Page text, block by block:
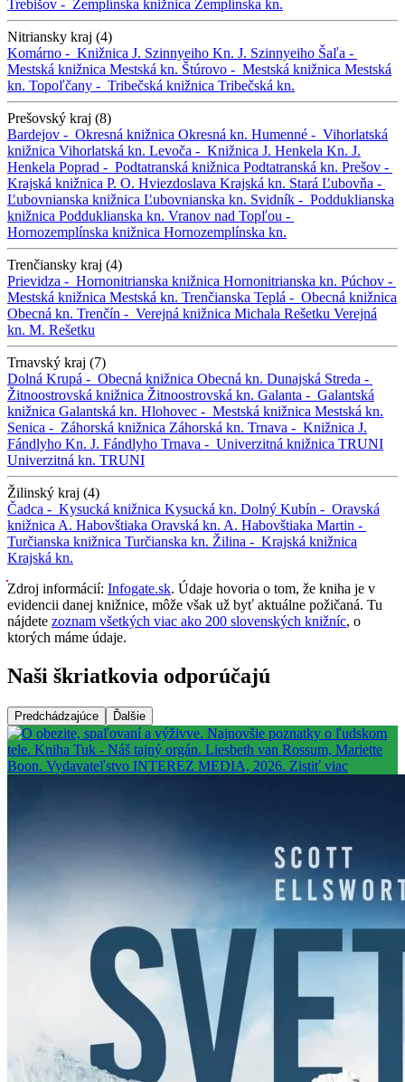
Trebišov - Zemplínska knižnica Zemplínska kn.
Nitriansky kraj (4)
Komárno - Knižnica J. Szinnyeiho Kn. J. Szinnyeiho Šaľa -
Mestská knižnica Mestská kn. Štúrovo - Mestská knižnica Mestská
kn. Topoľčany - Tribečská knižnica Tribečská kn.
Prešovský kraj (8)
Bardejov - Okresná knižnica Okresná kn. Humenné - Vihorlatská
knižnica Vihorlatská kn. Levoča - Knižnica J. Henkela Kn. J.
Henkela Poprad - Podtatranská knižnica Podtatranská kn. Prešov -
Krajská knižnica P. O. Hviezdoslava Krajská kn. Stará Ľubovňa -
Ľubovnianska knižnica Ľubovnianska kn. Svidník - Podduklianska
knižnica Podduklianska kn. Vranov nad Topľou -
Hornozemplínska knižnica Hornozemplínska kn.
Trenčiansky kraj (4)
Prievidza - Hornonitrianska knižnica Hornonitrianska kn. Púchov -
Mestská knižnica Mestská kn. Trenčianska Teplá - Obecná knižnica
Obecná kn. Trenčín - Verejná knižnica Michala Rešetku Verejná
kn. M. Rešetku
Trnavský kraj (7)
Dolná Krupá - Obecná knižnica Obecná kn. Dunajská Streda -
Žitnoostrovská knižnica Žitnoostrovská kn. Galanta - Galantská
knižnica Galantská kn. Hlohovec - Mestská knižnica Mestská kn.
Senica - Záhorská knižnica Záhorská kn. Trnava - Knižnica J.
Fándlyho Kn. J. Fándlyho Trnava - Univerzitná knižnica TRUNI
Univerzitná kn. TRUNI
Žilinský kraj (4)
Čadca - Kysucká knižnica Kysucká kn. Dolný Kubín - Oravská
knižnica A. Habovštiaka Oravská kn. A. Habovštiaka Martin -
Turčianska knižnica Turčianska kn. Žilina - Krajská knižnica
Krajská kn.
Zdroj informácií: Infogate.sk. Údaje hovoria o tom, že kniha je v
evidencii danej knižnice, môže však už byť aktuálne požičaná. Tu
nájdete zoznam všetkých viac ako 200 slovenských knižníc, o
ktorých máme údaje.
Naši škriatkovia odporúčajú
Predchádzajúce Ďalšie